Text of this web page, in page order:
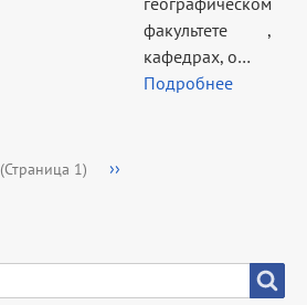
факультете ,
кафедрах, о…
Подробнее
(Страница 1)
Следующая
››